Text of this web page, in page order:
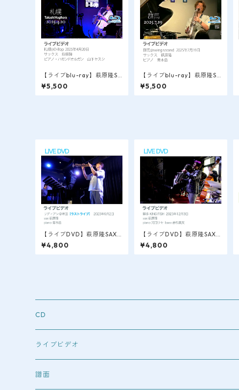
【ライブblu-ray】萩原隆SA
X LIVE VIDEO / 札幌＠D Bo
p 2025.4.20
¥5,500
【ライブblu-ray】萩原隆SA
X LIVE VIDEO / 群馬＠swin
g second 2025.7.19
¥5,500
【ライブDVD】萩原隆SAX L
IVE VIDEO / 今はなき神田
リディアン・ラストライブ 2
¥4,800
【ライブDVD】萩原隆SAX L
IVE VIDEO / 博多 2023.12
初ソロライブ/アンプラグド
¥4,800
CD
ライブビデオ
blu-ray
譜面